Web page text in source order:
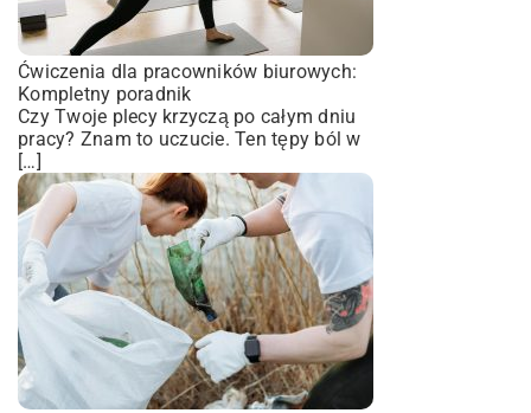
Ćwiczenia dla pracowników biurowych:
Kompletny poradnik
Czy Twoje plecy krzyczą po całym dniu
pracy? Znam to uczucie. Ten tępy ból w
[…]